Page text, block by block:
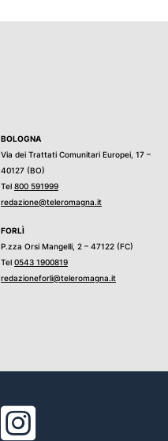
BOLOGNA
Via dei Trattati Comunitari Europei, 17 –
40127 (BO)
Tel 800 591999
redazione@teleromagna.it
FORLÌ
P.zza Orsi Mangelli, 2 – 47122 (FC)
Tel 0543 1900819
redazioneforli@teleromagna.it